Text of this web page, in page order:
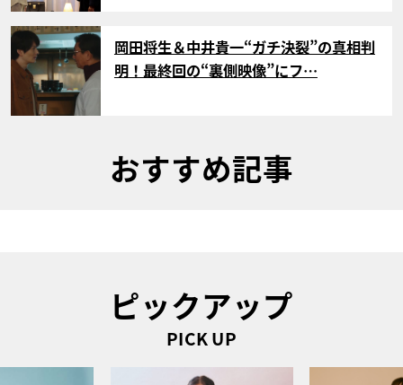
サムネイル
岡田将生＆中井貴一“ガチ決裂”の真相判
明！最終回の“裏側映像”にフ…
おすすめ記事
ピックアップ
PICK UP